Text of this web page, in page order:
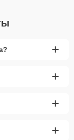
+
+
+
+